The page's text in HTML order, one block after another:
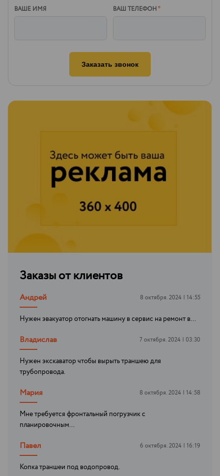
ВАШЕ ИМЯ ВАШ ТЕЛЕФОН*
Заказать звонок
Заказы от клиентов
Андрей 8 октября. 2024 | 14:55
Нужен эвакуатор отогнать машину в сервис на ремонт в...
Владислав 7 октября. 2024 | 03:30
Нужен экскаватор чтобы вырыть траншею для
трубопровода.
Мария 8 октября. 2024 | 14:58
Мне требуется фронтальный погрузчик с
планировочным...
Павел 6 октября. 2024 | 16:19
Копка траншеи под водопровод.